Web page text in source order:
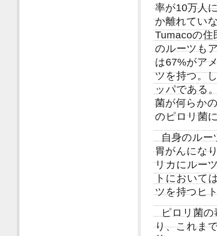
率が10万人
か離れてい
Tumacoの
のルーツも
は67%がア
ツを持つ。
ッパである
菌が何らか
のピロリ菌
自身のル
胃がんにな
リカにルー
トにおいて
ツを持つヒ
ピロリ菌
り、これま